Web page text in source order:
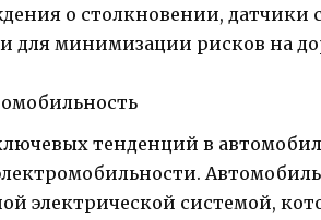
о столкновении,
для минимизации рисков на
тенденций в
электрической системой,